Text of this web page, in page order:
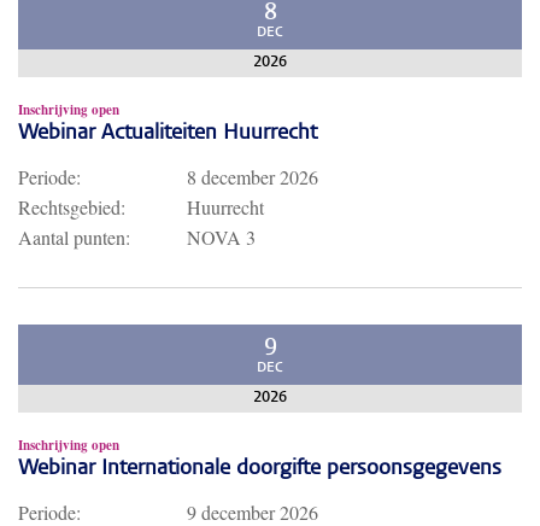
8
DEC
2026
Inschrijving open
Webinar Actualiteiten Huurrecht
Periode:
8 december 2026
Rechtsgebied:
Huurrecht
Aantal punten:
NOVA 3
9
DEC
2026
Inschrijving open
Webinar Internationale doorgifte persoonsgegevens
Periode:
9 december 2026